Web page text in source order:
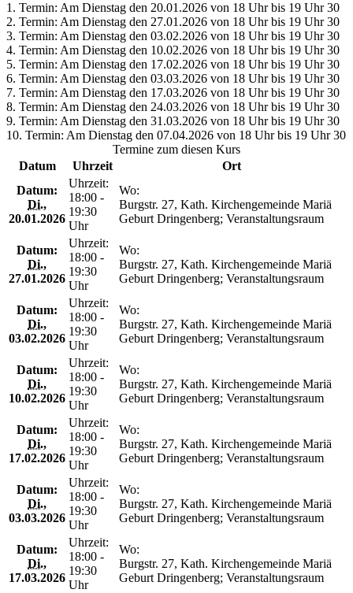
1. Termin: Am Dienstag den 20.01.2026 von 18 Uhr bis 19 Uhr 30
2. Termin: Am Dienstag den 27.01.2026 von 18 Uhr bis 19 Uhr 30
3. Termin: Am Dienstag den 03.02.2026 von 18 Uhr bis 19 Uhr 30
4. Termin: Am Dienstag den 10.02.2026 von 18 Uhr bis 19 Uhr 30
5. Termin: Am Dienstag den 17.02.2026 von 18 Uhr bis 19 Uhr 30
6. Termin: Am Dienstag den 03.03.2026 von 18 Uhr bis 19 Uhr 30
7. Termin: Am Dienstag den 17.03.2026 von 18 Uhr bis 19 Uhr 30
8. Termin: Am Dienstag den 24.03.2026 von 18 Uhr bis 19 Uhr 30
9. Termin: Am Dienstag den 31.03.2026 von 18 Uhr bis 19 Uhr 30
10. Termin: Am Dienstag den 07.04.2026 von 18 Uhr bis 19 Uhr 30
Termine zum diesen Kurs
Datum
Uhrzeit
Ort
Datum:
Di.,
20.01.2026
Uhrzeit:
18:00 -
19:30
Uhr
Wo:
Burgstr. 27, Kath. Kirchengemeinde Mariä
Geburt Dringenberg; Veranstaltungsraum
Datum:
Di.,
27.01.2026
Uhrzeit:
18:00 -
19:30
Uhr
Wo:
Burgstr. 27, Kath. Kirchengemeinde Mariä
Geburt Dringenberg; Veranstaltungsraum
Datum:
Di.,
03.02.2026
Uhrzeit:
18:00 -
19:30
Uhr
Wo:
Burgstr. 27, Kath. Kirchengemeinde Mariä
Geburt Dringenberg; Veranstaltungsraum
Datum:
Di.,
10.02.2026
Uhrzeit:
18:00 -
19:30
Uhr
Wo:
Burgstr. 27, Kath. Kirchengemeinde Mariä
Geburt Dringenberg; Veranstaltungsraum
Datum:
Di.,
17.02.2026
Uhrzeit:
18:00 -
19:30
Uhr
Wo:
Burgstr. 27, Kath. Kirchengemeinde Mariä
Geburt Dringenberg; Veranstaltungsraum
Datum:
Di.,
03.03.2026
Uhrzeit:
18:00 -
19:30
Uhr
Wo:
Burgstr. 27, Kath. Kirchengemeinde Mariä
Geburt Dringenberg; Veranstaltungsraum
Datum:
Di.,
17.03.2026
Uhrzeit:
18:00 -
19:30
Uhr
Wo:
Burgstr. 27, Kath. Kirchengemeinde Mariä
Geburt Dringenberg; Veranstaltungsraum